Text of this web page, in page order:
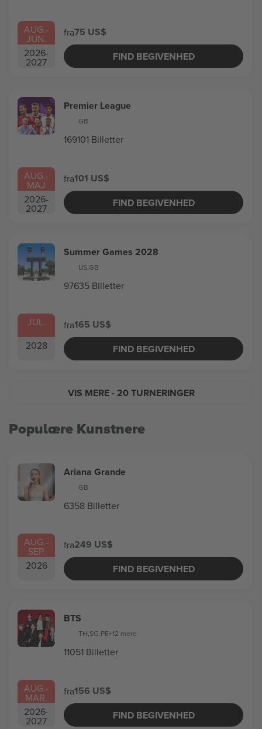
AUG.-
JUN.
2026-
2027
fra75 US$
FIND BEGIVENHED
AUG.-
MAJ
2026-
2027
Premier League
GB
169101 Billetter
fra101 US$
FIND BEGIVENHED
JUL.
2028
Summer Games 2028
US,GB
97635 Billetter
fra165 US$
FIND BEGIVENHED
VIS MERE- 20 TURNERINGER
Populære Kunstnere
AUG.-
SEP.
2026
Ariana Grande
GB
6358 Billetter
fra249 US$
FIND BEGIVENHED
AUG.-
MAR.
2026-
2027
BTS
TH,SG,PE+12 mere
11051 Billetter
fra156 US$
FIND BEGIVENHED